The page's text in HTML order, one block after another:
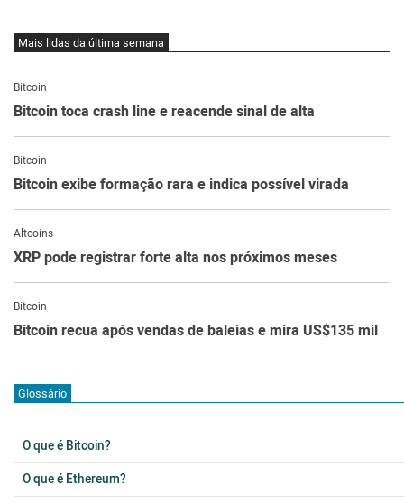
Mais lidas da última semana
Bitcoin
Bitcoin toca crash line e reacende sinal de alta
Bitcoin
Bitcoin exibe formação rara e indica possível virada
Altcoins
XRP pode registrar forte alta nos próximos meses
Bitcoin
Bitcoin recua após vendas de baleias e mira US$135 mil
Glossário
O que é Bitcoin?
O que é Ethereum?